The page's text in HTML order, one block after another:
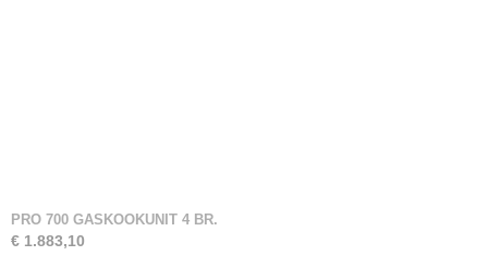
PRO 700 GASKOOKUNIT 4 BR.
€ 1.883,10